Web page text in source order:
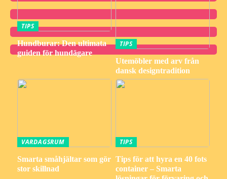
TIPS
Hundburar: Den ultimata
guiden för hundägare
TIPS
Utemöbler med arv från
dansk designtradition
VARDAGSRUM
Smarta småhjältar som gör
stor skillnad
TIPS
Tips för att hyra en 40 fots
container – Smarta